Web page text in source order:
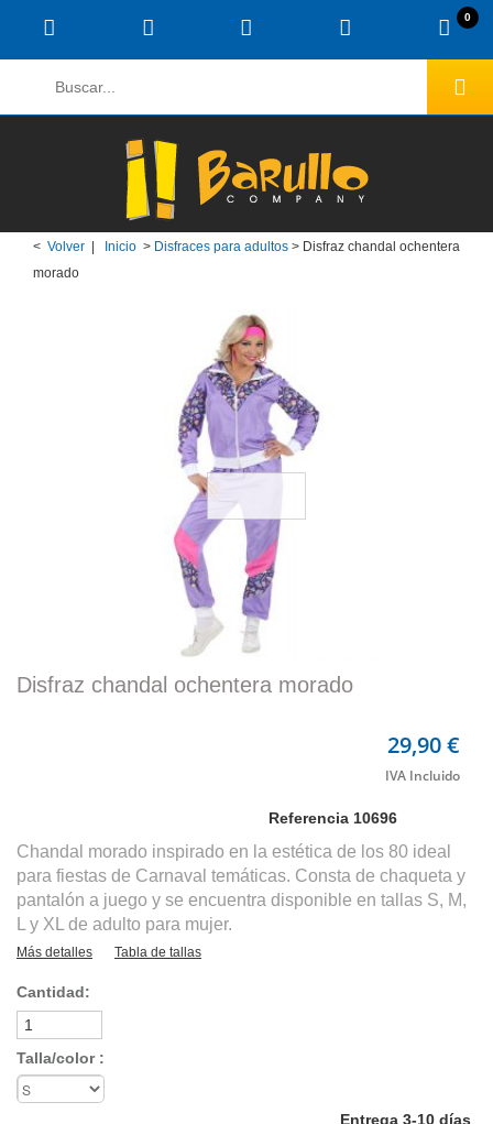
0
< Volver Inicio > Disfraces para adultos > Disfraz chandal ochentera
morado
Disfraz chandal ochentera morado
Referencia 10696
29,90 €
Chandal morado inspirado en la estética de los 80 ideal
para fiestas de Carnaval temáticas. Consta de chaqueta y
pantalón a juego y se encuentra disponible en tallas S, M,
L y XL de adulto para mujer.
Más detalles Tabla de tallas
Cantidad:
Talla/color :
Entrega 3-10 días